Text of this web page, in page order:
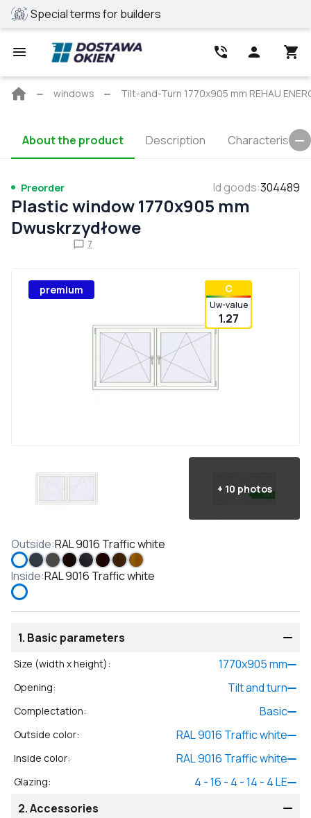
Special terms for builders
Main
windows Tilt-and-Turn 1770x905 mm REHAU
About the product Description Characteristics
Preorder Id goods:304489
Plastic window 1770x905 mm
Dwuskrzydłowe
7
premium С
Uw-value
1.27
+ 10 photos
Outside:RAL 9016 Traffic white
Inside:RAL 9016 Traffic white
1. Basic parameters
Size (width x height): 1770x905mm
Opening: Tilt and turn
Complectation: Basic
Outside color: RAL 9016 Traffic white
Inside color: RAL 9016 Traffic white
Glazing:
4 - 16 - 4 - 14 - 4 LE
2.Accessories